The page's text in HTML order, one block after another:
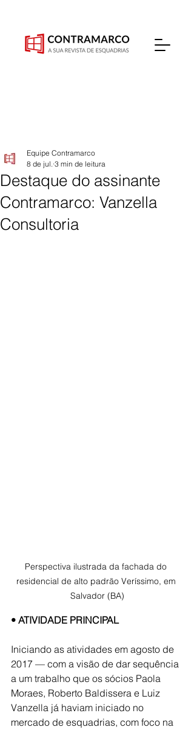
Destaque do assinante
Contramarco: Vanzella
Consultoria
Equipe Contramarco
8 de jul. 3 min de leitura
Perspectiva ilustrada da fachada do
residencial de alto padrão Veríssimo, em
Salvador (BA)
• ATIVIDADE PRINCIPAL
Iniciando as atividades em agosto de
2017 — com a visão de dar sequência
a um trabalho que os sócios Paola
Moraes, Roberto Baldissera e Luiz
Vanzella já haviam iniciado no
mercado de esquadrias, com foco na